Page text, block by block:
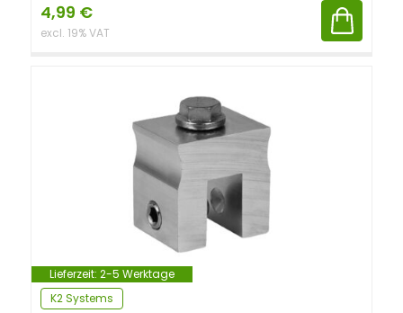
4,99 €
excl. 19% VAT
Lieferzeit: 2-5 Werktage
K2 Systems